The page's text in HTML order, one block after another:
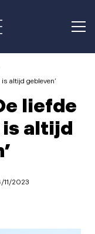
altijd gebleven’
liefde
is altijd
11/2023